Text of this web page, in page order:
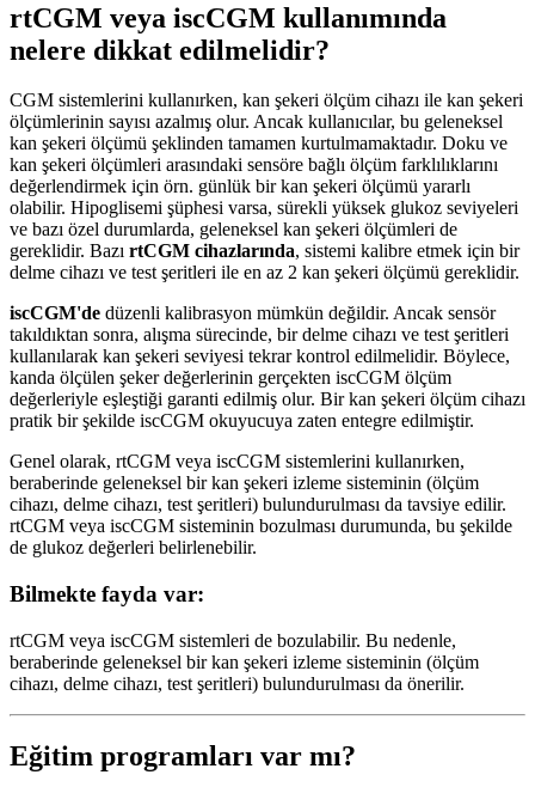
rtCGM veya iscCGM kullanımında
nelere dikkat edilmelidir?
CGM sistemlerini kullanırken, kan şekeri ölçüm cihazı ile kan şekeri
ölçümlerinin sayısı azalmış olur. Ancak kullanıcılar, bu geleneksel
kan şekeri ölçümü şeklinden tamamen kurtulmamaktadır. Doku ve
kan şekeri ölçümleri arasındaki sensöre bağlı ölçüm farklılıklarını
değerlendirmek için örn. günlük bir kan şekeri ölçümü yararlı
olabilir. Hipoglisemi şüphesi varsa, sürekli yüksek glukoz seviyeleri
ve bazı özel durumlarda, geleneksel kan şekeri ölçümleri de
gereklidir. Bazı rtCGM cihazlarında, sistemi kalibre etmek için bir
delme cihazı ve test şeritleri ile en az 2 kan şekeri ölçümü gereklidir.
iscCGM'de düzenli kalibrasyon mümkün değildir. Ancak sensör
takıldıktan sonra, alışma sürecinde, bir delme cihazı ve test şeritleri
kullanılarak kan şekeri seviyesi tekrar kontrol edilmelidir. Böylece,
kanda ölçülen şeker değerlerinin gerçekten iscCGM ölçüm
değerleriyle eşleştiği garanti edilmiş olur. Bir kan şekeri ölçüm cihazı
pratik bir şekilde iscCGM okuyucuya zaten entegre edilmiştir.
Genel olarak, rtCGM veya iscCGM sistemlerini kullanırken,
beraberinde geleneksel bir kan şekeri izleme sisteminin (ölçüm
cihazı, delme cihazı, test şeritleri) bulundurulması da tavsiye edilir.
rtCGM veya iscCGM sisteminin bozulması durumunda, bu şekilde
de glukoz değerleri belirlenebilir.
Bilmekte fayda var:
rtCGM veya iscCGM sistemleri de bozulabilir. Bu nedenle,
beraberinde geleneksel bir kan şekeri izleme sisteminin (ölçüm
cihazı, delme cihazı, test şeritleri) bulundurulması da önerilir.
Eğitim programları var mı?